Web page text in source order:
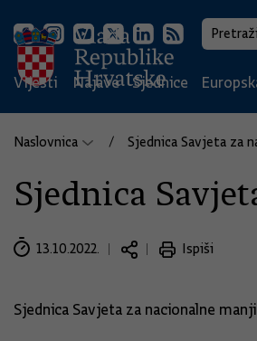
Vijesti Najave Sjednice
Naslovnica Sjednica Savjeta za
Sjednica
13.10.2022. Ispiši
Sjednica Savjeta za nacionalne